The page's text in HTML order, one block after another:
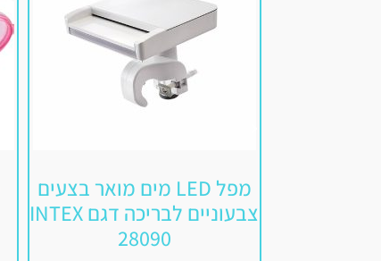
מפל LED מים מואר בצעים
צבעוניים לבריכה דגם INTEX
28090